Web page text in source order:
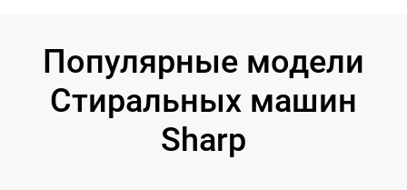
Популярные модели
Стиральных машин
Sharp